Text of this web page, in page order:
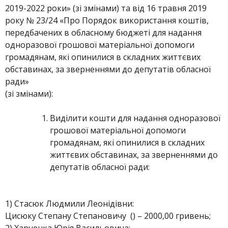
2019-2022 роки» (зі змінами) та від 16 травня 2019
року № 23/24 «Про Порядок використання коштів,
передбачених в обласному бюджеті для надання
одноразової грошової матеріальної допомоги
громадянам, які опинилися в складних життєвих
обставинах, за зверненнями до депутатів обласної
ради»
(зі змінами):
Виділити кошти для надання одноразової
грошової матеріальної допомоги
громадянам, які опинилися в складних
життєвих обставинах, за зверненнями до
депутатів обласної ради:
1) Стасюк Людмили Леонідівни:
Цисюку Степану Степановичу () – 2000,00 гривень;